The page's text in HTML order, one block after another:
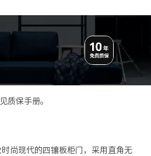
质保手册。
尚现代的四镶板柜门，采用直角无